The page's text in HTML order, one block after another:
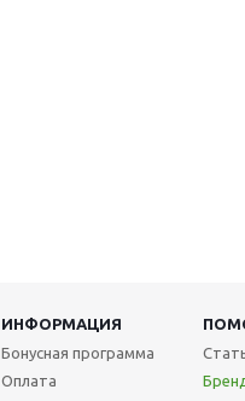
ИНФОРМАЦИЯ
Бонусная программа
Оплата